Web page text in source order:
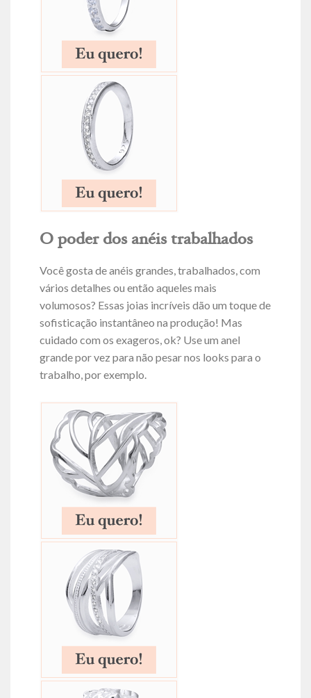
O poder dos anéis trabalhados
Você gosta de anéis grandes, trabalhados, com
vários detalhes ou então aqueles mais
volumosos? Essas joias incríveis dão um toque de
sofisticação instantâneo na produção! Mas
cuidado com os exageros, ok? Use um anel
grande por vez para não pesar nos looks para o
trabalho, por exemplo.